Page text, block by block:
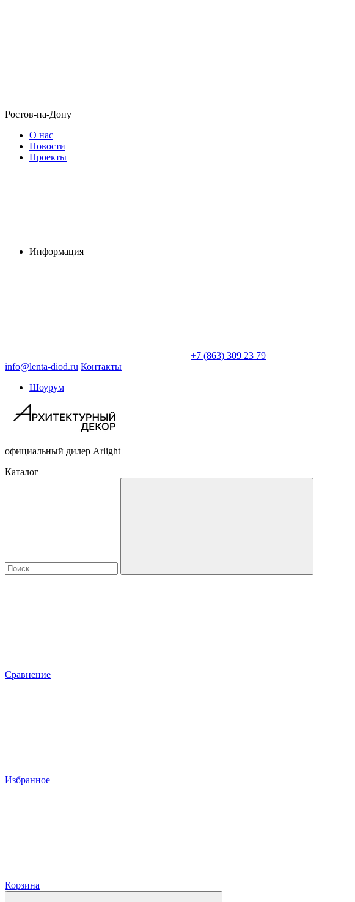
Ростов-на-Дону
О нас
Новости
Проекты
Информация
+7 (863) 309 23 79
info@lenta-diod.ru Контакты
Шоурум
официальный дилер Arlight
Каталог
Сравнение
Избранное
Корзина